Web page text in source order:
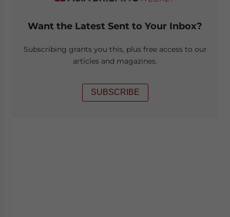
Want the Latest Sent to Your Inbox?
Subscribing grants you this, plus free access to our
articles and magazines.
SUBSCRIBE